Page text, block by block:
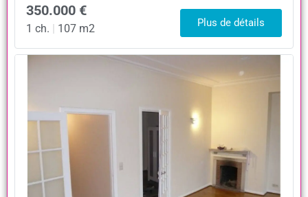
350.000 €
1 ch. 107 m2 Plus de détails